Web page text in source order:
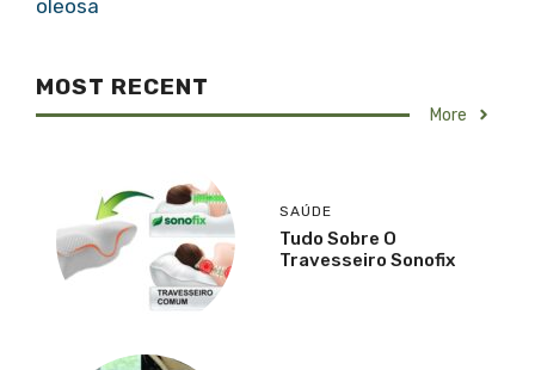
oleosa
MOST RECENT
More
SAÚDE
Tudo Sobre O
Travesseiro Sonofix